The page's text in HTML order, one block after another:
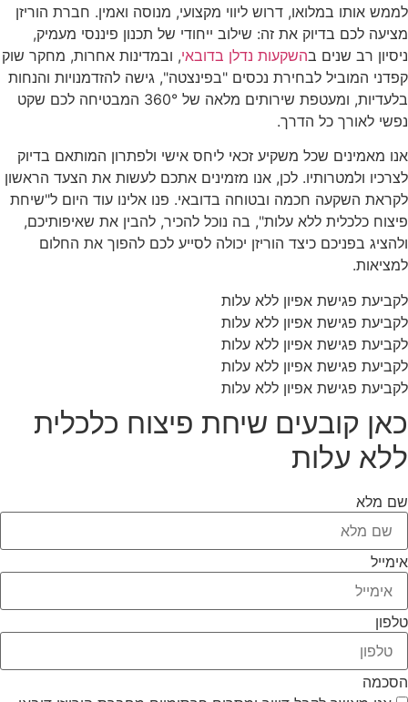
לממש אותו במלואו, דרוש ליווי מקצועי, מנוסה ואמין. חברת הוריזן
מציעה לכם בדיוק את זה: שילוב ייחודי של תכנון פיננסי מעמיק,
ניסיון רב שנים בהשקעות נדלן בדובאי, ובמדינות אחרות, מחקר שוק
קפדני המוביל לבחירת נכסים "בפינצטה", גישה להזדמנויות והנחות
בלעדיות, ומעטפת שירותים מלאה של 360° המבטיחה לכם שקט
נפשי לאורך כל הדרך.
אנו מאמינים שכל משקיע זכאי ליחס אישי ולפתרון המותאם בדיוק
לצרכיו ולמטרותיו. לכן, אנו מזמינים אתכם לעשות את הצעד הראשון
לקראת השקעה חכמה ובטוחה בדובאי. פנו אלינו עוד היום ל"שיחת
פיצוח כלכלית ללא עלות", בה נוכל להכיר, להבין את שאיפותיכם,
ולהציג בפניכם כיצד הוריזן יכולה לסייע לכם להפוך את החלום
למציאות.
לקביעת פגישת אפיון ללא עלות
לקביעת פגישת אפיון ללא עלות
לקביעת פגישת אפיון ללא עלות
לקביעת פגישת אפיון ללא עלות
לקביעת פגישת אפיון ללא עלות
כאן קובעים שיחת פיצוח כלכלית
ללא עלות
שם מלא
אימייל
טלפון
הסכמה